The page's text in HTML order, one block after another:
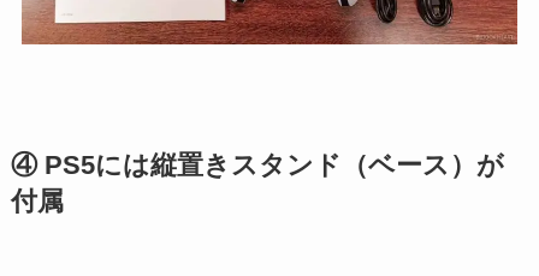
④ PS5には縦置きスタンド（ベース）が
付属